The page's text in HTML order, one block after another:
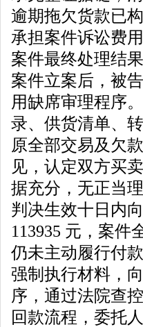
逾期拖欠货款已
承担案件诉讼费用
案件最终处理结果
案件立案后，被
用缺席审理程序
录、供货清单、
原全部交易及欠
见，认定双方买
据充分，无正当
判决生效十日内
113935 元，案件
仍未主动履行付
强制执行材料，
序，通过法院查
回款流程，委托